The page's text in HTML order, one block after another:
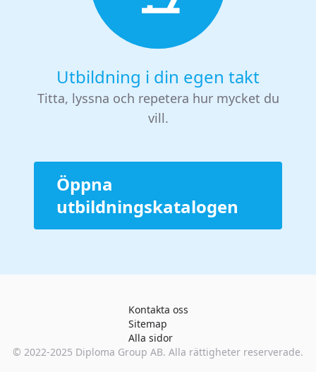
Utbildning i din egen takt
Titta, lyssna och repetera hur mycket du
vill.
Öppna
utbildningskatalogen
Kontakta oss
Sitemap
Alla sidor
© 2022-2025 Diploma Group AB. Alla rättigheter reserverade.